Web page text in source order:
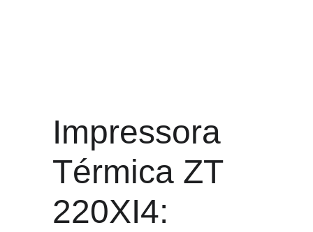
Impressora
Térmica ZT
220XI4: